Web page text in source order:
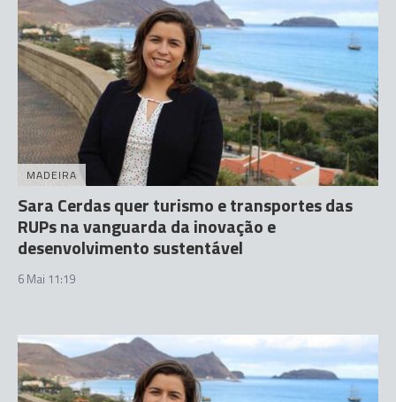
MADEIRA
Sara Cerdas quer turismo e transportes das
RUPs na vanguarda da inovação e
desenvolvimento sustentável
6 Mai 11:19